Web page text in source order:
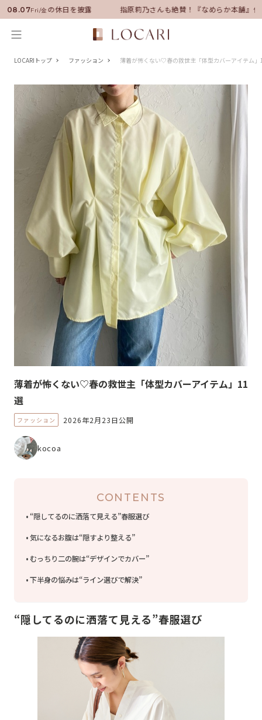
08.07Fri/金
いい男の休日を披露 指原莉乃さんも絶賛！『なめらか本舗』保湿
LOCARIトップ ファッション 薄着が怖くない♡春の救世主「体型カバーアイテム
薄着が怖くない♡春の救世主「体型カバーアイテム」11
選
ファッション 2026年2月23日公開
kocoa
CONTENTS
“隠してるのに洒落て見える”春服選び
気になるお腹は“隠すより整える”
むっちり二の腕は“デザインでカバー”
下半身の悩みは“ライン選びで解決”
“隠してるのに洒落て見える”春服選び